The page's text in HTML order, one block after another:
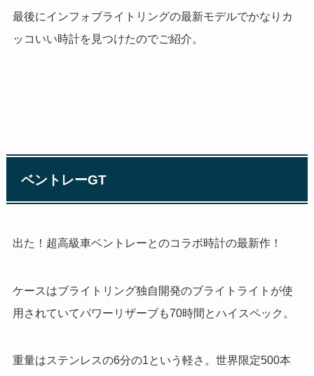
最後にインフォブライトリングの最新モデルでかなりカ
ッコいい時計を見つけたのでご紹介。
ベントレーGT
出た！超高級車ベントレーとのコラボ時計の最新作！
ケースはブライトリング独自開発のブライトライトが使
用されていてパワーリザーブも70時間とハイスペック。
重量はステンレスの6分の1という軽さ。世界限定500本